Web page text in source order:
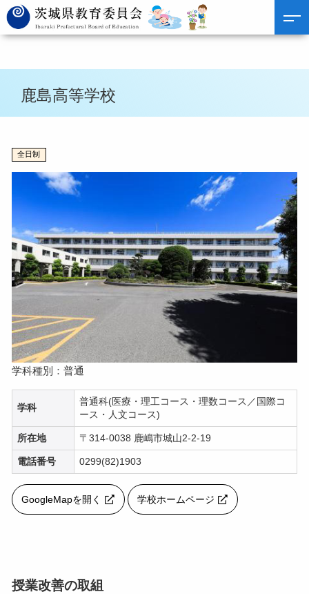
鹿島高等学校
全日制
学科種別：普通
学科
普通科(医療・理工コース・理数コース／国際コ
ース・人文コース)
所在地 〒314-0038 鹿嶋市城山2-2-19
電話番号 0299(82)1903
GoogleMapを開く 学校ホームページ
授業改善の取組